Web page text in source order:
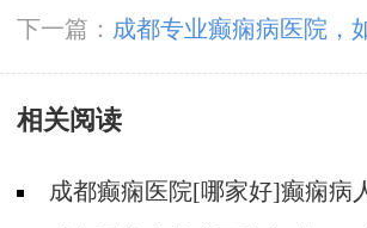
有哪些?
下一篇： 成都专业癫痫病医院，
的反复发作?
相关阅读
成都癫痫医院[哪家好]癫痫病